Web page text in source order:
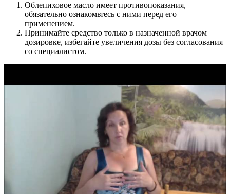
Облепиховое масло имеет противопоказания,
обязательно ознакомьтесь с ними перед его
применением.
Принимайте средство только в назначенной врачом
дозировке, избегайте увеличения дозы без согласования
со специалистом.